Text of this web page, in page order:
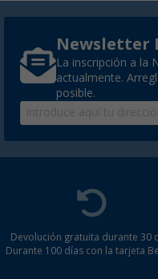
Newsletter
La inscripción a la
actualmente.
posible.
Devolución gratuita durante 30
Durante 100 días con la tarjeta